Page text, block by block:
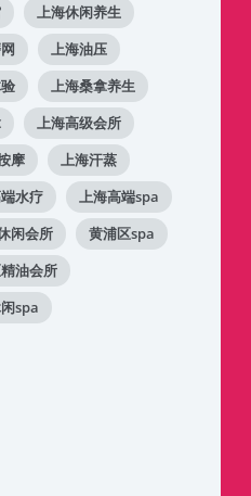
上海休闲养生
上海油压
上海桑拿养生
上海高级会所
摩
上海汗蒸
水疗
上海高端spa
闲会所
黄浦区spa
油会所
spa